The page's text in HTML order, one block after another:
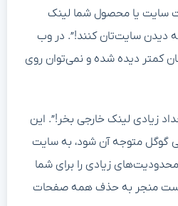
سایت یا محصول شما لینک
دیدن سایت‌تان کنند!”. در وب
کمتر دیده شده و نمی‌توان روی
زیادی لینک خارجی بخر!”. این
گوگل متوجه آن شود، به سایت
زیادی را برای شما
است منجر به حذف همه صفحات